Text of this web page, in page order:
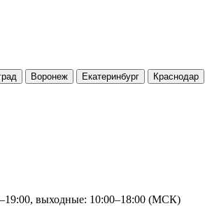
Воронеж Екатеринбург Краснодар
выходные: 10:00–18:00 (МСК)